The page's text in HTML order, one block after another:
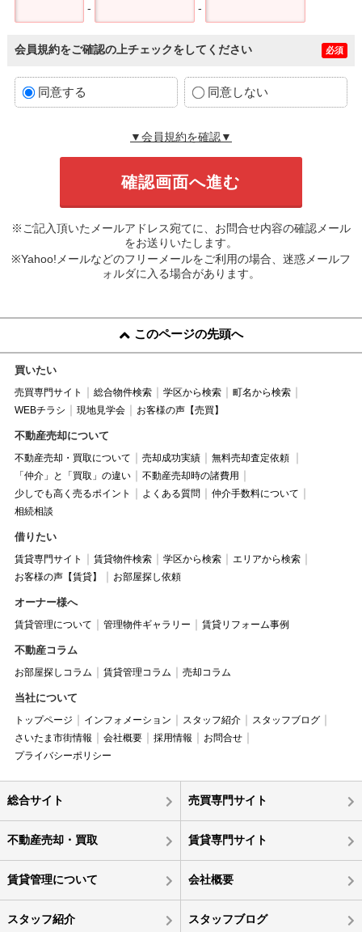
- -
会員規約をご確認の上チェックをしてください 必須
同意する 同意しない
▼会員規約を確認▼
※ご記入頂いたメールアドレス宛てに、お問合せ内容の確認メール
をお送りいたします。
※Yahoo!メールなどのフリーメールをご利用の場合、迷惑メールフ
ォルダに入る場合があります。
このページの先頭へ
買いたい
売買専門サイト 総合物件検索 学区から検索
町名から検索
WEBチラシ
現地見学会 お客様の声【売買】
不動産売却について
不動産売却・買取について 売却成功実績
無料売却査定依頼
「仲介」と「買取」の違い
不動産売却時の諸費用
少しでも高く売るポイント
よくある質問
仲介手数料について
相続相談
借りたい
賃貸専門サイト 賃貸物件検索 学区から検索
エリアから検索
お客様の声【賃貸】
お部屋探し依頼
オーナー様へ
賃貸管理について 管理物件ギャラリー 賃貸リフォーム事例
不動産コラム
お部屋探しコラム 賃貸管理コラム 売却コラム
当社について
トップページ インフォメーション スタッフ紹介
スタッフブログ
さいたま市街情報
会社概要 採用情報
お問合せ
プライバシーポリシー
総合サイト 売買専門サイト
不動産売却・買取 賃貸専門サイト
賃貸管理について 会社概要
スタッフ紹介 スタッフブログ